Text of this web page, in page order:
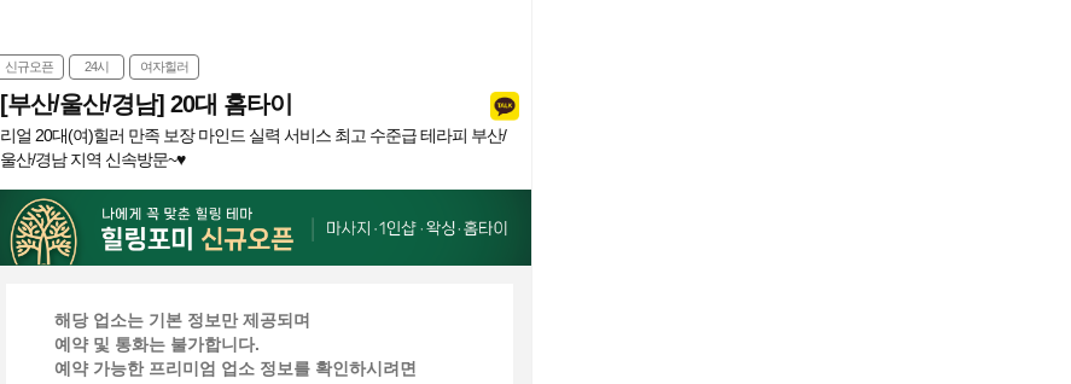
신규오픈 24시 여자힐러
[부산/울산/경남] 20대 홈타이
리얼 20대(여)힐러 만족 보장 마인드 실력 서비스 최고 수준급 테라피 부산/
울산/경남 지역 신속방문~♥
해당 업소는 기본 정보만 제공되며
예약 및 통화는 불가합니다.
예약 가능한 프리미엄 업소 정보를 확인하시려면